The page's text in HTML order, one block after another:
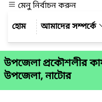
মেনু নির্বাচন করুন
আমাদের সম্পর্কে
উপজেলা প্রকৌশলীর
উপজেলা, নাটোর